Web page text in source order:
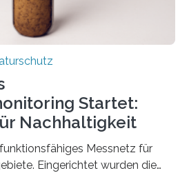
Startet:
Nachhaltigkeit
Messnetz für
Eingerichtet wurden die